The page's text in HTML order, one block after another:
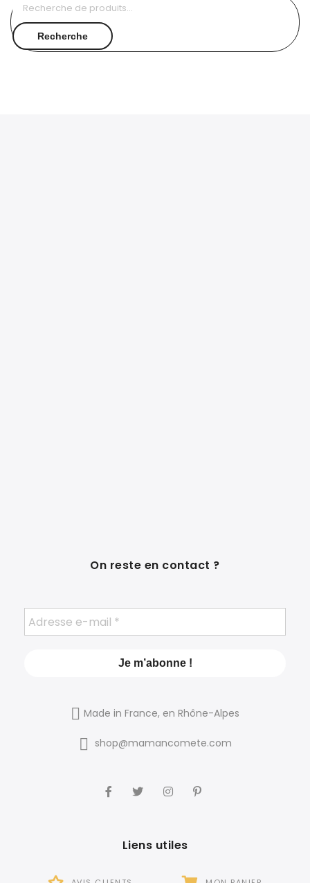
Recherche
On reste en contact ?
Made in France, en Rhône-Alpes
shop@mamancomete.com
Liens utiles